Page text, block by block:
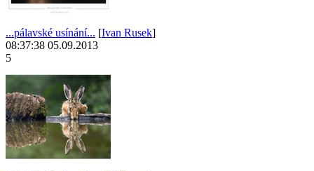
...pálavské usínání... [Ivan Rusek]
08:37:38 05.09.2013
5